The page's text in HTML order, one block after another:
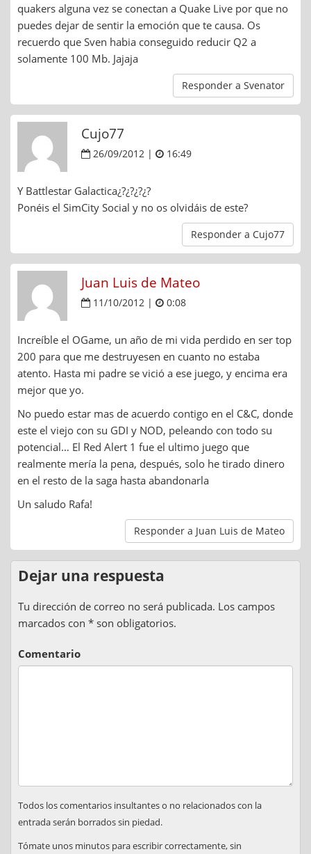
quakers alguna vez se conectan a Quake Live por que no
puedes dejar de sentir la emoción que te causa. Os
recuerdo que Sven habia conseguido reducir Q2 a
solamente 100 Mb. Jajaja
Responder a Svenator
Cujo77
26/09/2012 | 16:49
Y Battlestar Galactica¿?¿?¿?¿?
Ponéis el SimCity Social y no os olvidáis de este?
Responder a Cujo77
Juan Luis de Mateo
11/10/2012 | 0:08
Increíble el OGame, un año de mi vida perdido en ser top
200 para que me destruyesen en cuanto no estaba
atento. Hasta mi padre se vició a ese juego, y encima era
mejor que yo.
No puedo estar mas de acuerdo contigo en el C&C, donde
este el viejo con su GDI y NOD, peleando con todo su
potencial… El Red Alert 1 fue el ultimo juego que
realmente mería la pena, después, solo he tirado dinero
en el resto de la saga hasta abandonarla
Un saludo Rafa!
Responder a Juan Luis de Mateo
Dejar una respuesta
Tu dirección de correo no será publicada. Los campos
marcados con * son obligatorios.
Comentario
Todos los comentarios insultantes o no relacionados con la
entrada serán borrados sin piedad.
Tómate unos minutos para escribir correctamente, sin